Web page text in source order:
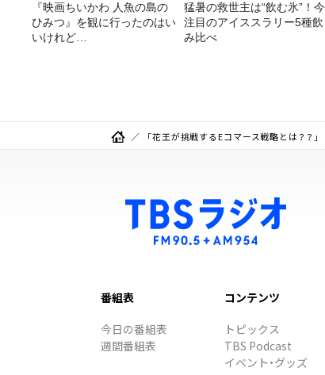
『映画ちいかわ 人魚の島の
ひみつ』を観に行ったのはい
いけれど…
猛暑の救世主は“飲む氷”！今
注目のアイススラリー5種飲
み比べ
「花王が挑戦するEコマース戦略とは？？」
番組表
今日の番組表
週間番組表
コンテンツ
トピックス
TBS Podcast
イベント・グッズ